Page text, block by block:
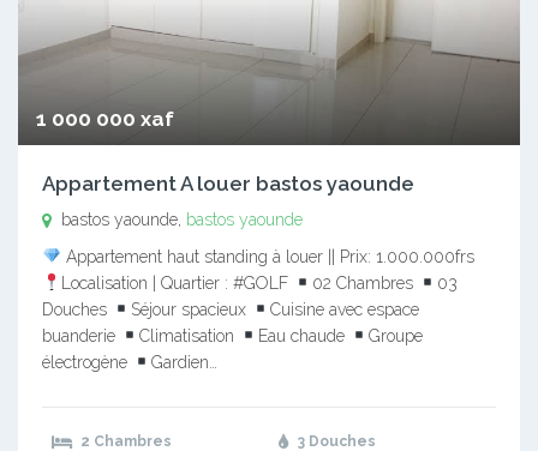
1 000 000 xaf
Appartement A louer bastos yaounde
bastos yaounde, bastos yaounde
Appartement haut standing à louer || Prix: 1.000.000frs
Localisation | Quartier : #GOLF
02 Chambres
03
Douches
Séjour spacieux
Cuisine avec espace
buanderie
Climatisation Eau chaude
Groupe
électrogène
Gardien…
2 Chambres 3 Douches